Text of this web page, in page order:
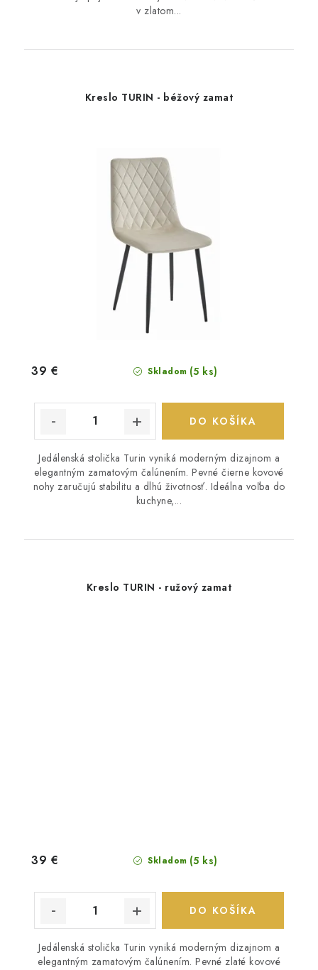
v zlatom...
Kreslo TURIN - béžový zamat
Skladom (5 ks)
39 €
DO KOŠÍKA
Jedálenská stolička Turin vyniká moderným dizajnom a
elegantným zamatovým čalúnením. Pevné čierne kovové
nohy zaručujú stabilitu a dlhú životnosť. Ideálna voľba do
kuchyne,...
Kreslo TURIN - ružový zamat
Skladom (5 ks)
39 €
DO KOŠÍKA
Jedálenská stolička Turin vyniká moderným dizajnom a
elegantným zamatovým čalúnením. Pevné zlaté kovové